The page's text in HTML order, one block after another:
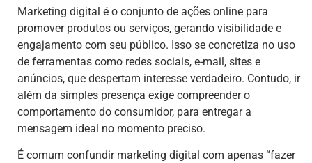
Marketing digital é o conjunto de ações online para
promover produtos ou serviços, gerando visibilidade e
engajamento com seu público. Isso se concretiza no uso
de ferramentas como redes sociais, e-mail, sites e
anúncios, que despertam interesse verdadeiro. Contudo, ir
além da simples presença exige compreender o
comportamento do consumidor, para entregar a
mensagem ideal no momento preciso.
É comum confundir marketing digital com apenas “fazer